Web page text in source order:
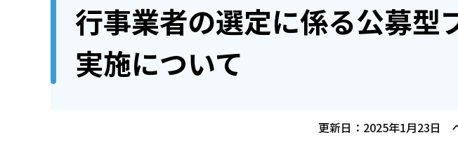
行事業者の選定に係る公募型
実施について
更新日：2025年1月23日